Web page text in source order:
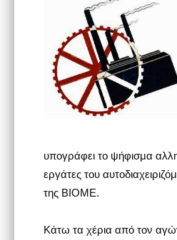
υπογράφει το ψήφισμα
εργάτες του
της ΒΙΟΜΕ.
Κάτω τα χέρια από τον